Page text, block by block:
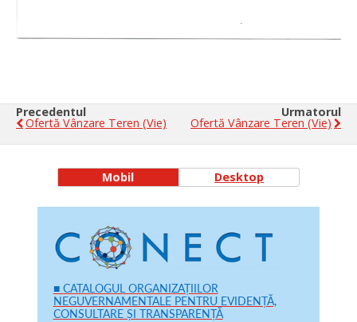
Precedentul
Ofertă Vânzare Teren (vie)
Urmatorul
Ofertă Vânzare Teren (vie)
Mobil Desktop
■ CATALOGUL ORGANIZAȚIILOR
NEGUVERNAMENTALE PENTRU EVIDENȚĂ,
CONSULTARE ȘI TRANSPARENȚĂ